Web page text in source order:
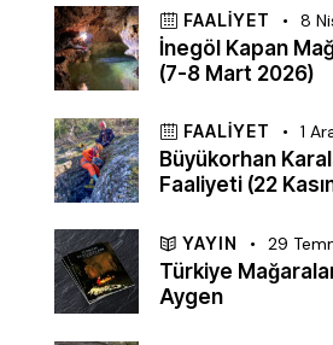
FAALIYET 8
İnegöl Kapan
(7-8 Mart 2026)
FAALIYET 1
Büyükorhan
Faaliyeti (22
YAYIN 29
Türkiye
Aygen